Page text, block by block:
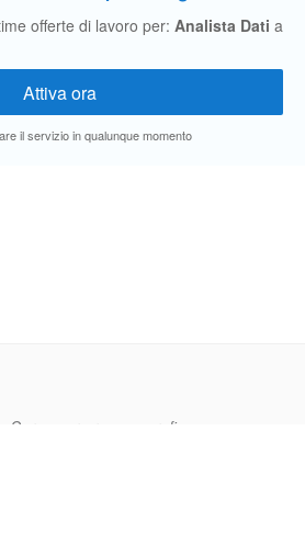
offerte di lavoro per: Analista Dati a
il servizio in qualunque momento
Cerca per area geografica